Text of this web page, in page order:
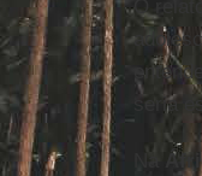
O
seria